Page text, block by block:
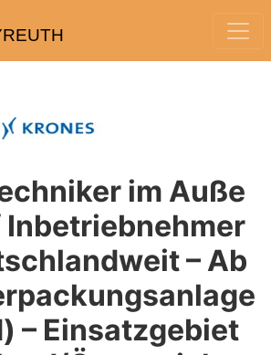
im Auße
– Ab
– Einsatzgebiet